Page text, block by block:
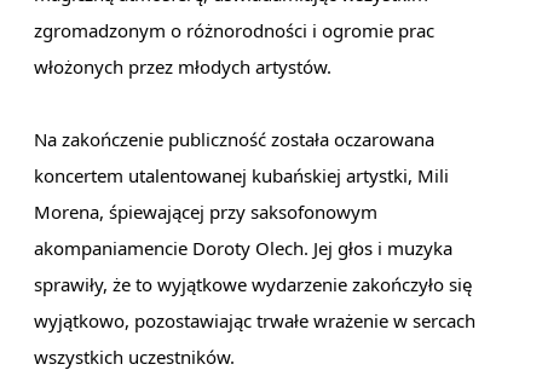
zgromadzonym o różnorodności i ogromie prac
włożonych przez młodych artystów.
Na zakończenie publiczność została oczarowana
koncertem utalentowanej kubańskiej artystki, Mili
Morena, śpiewającej przy saksofonowym
akompaniamencie Doroty Olech. Jej głos i muzyka
sprawiły, że to wyjątkowe wydarzenie zakończyło się
wyjątkowo, pozostawiając trwałe wrażenie w sercach
wszystkich uczestników.